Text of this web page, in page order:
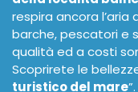
respira ancora l’aria
barche, pescatori e
qualità ed a costi
Scoprirete le
turistico del mare”.